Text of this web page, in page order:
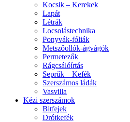
Kocsik – Kerekek
Lapát
Létrák
Locsolástechnika
Ponyvák-fóliák
Metszőollók-ágvágók
Permetezők
Rágcsálóírtás
Seprűk – Kefék
Szerszámos ládák
Vasvilla
Kézi szerszámok
Bitfejek
Drótkefék